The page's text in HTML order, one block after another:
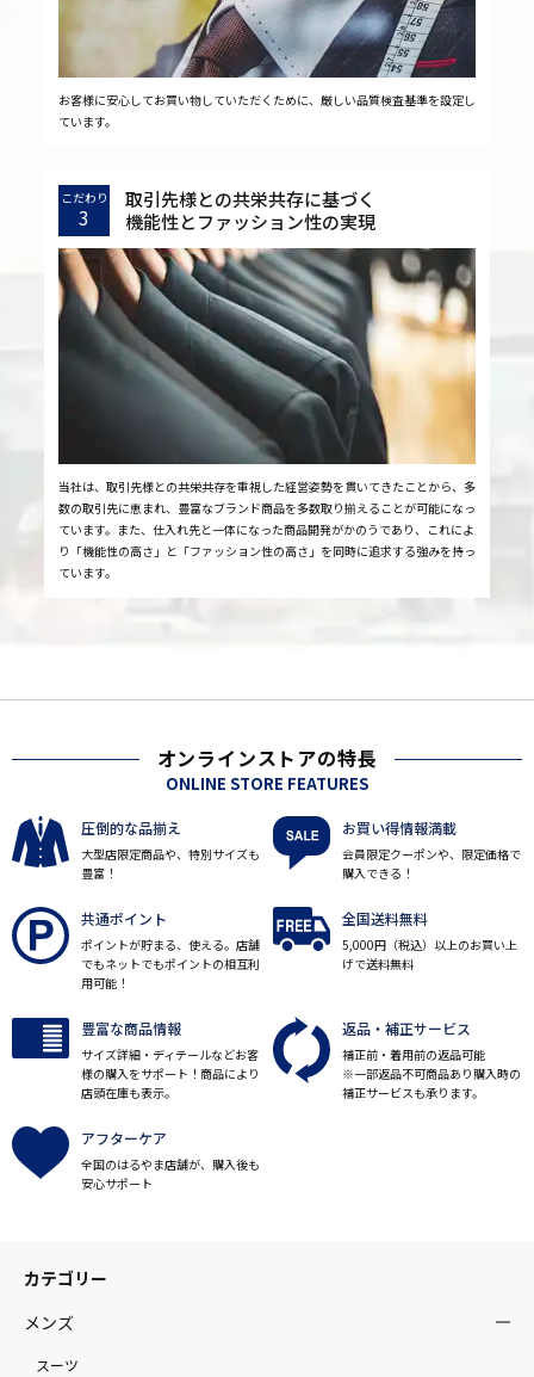
お客様に安心してお買い物していただくために、厳しい品質検査基準を設定し
ています。
こだわり
3
取引先様との共栄共存に基づく
機能性とファッション性の実現
当社は、取引先様との共栄共存を重視した経営姿勢を貫いてきたことから、多
数の取引先に恵まれ、豊富なブランド商品を多数取り揃えることが可能になっ
ています。また、仕入れ先と一体になった商品開発がかのうであり、これによ
り「機能性の高さ」と「ファッション性の高さ」を同時に追求する強みを持っ
ています。
オンラインストアの特長
ONLINE STORE FEATURES
圧倒的な品揃え
大型店限定商品や、特別サイズも
豊富！
お買い得情報満載
会員限定クーポンや、限定価格で
購入できる！
共通ポイント
ポイントが貯まる、使える。店舗
でもネットでもポイントの相互利
用可能！
全国送料無料
5,000円（税込）以上のお買い上
げで送料無料
豊富な商品情報
サイズ詳細・ディテールなどお客
様の購入をサポート！商品により
店頭在庫も表示。
返品・補正サービス
補正前・着用前の返品可能
※一部返品不可商品あり購入時の
補正サービスも承ります。
アフターケア
全国のはるやま店舗が、購入後も
安心サポート
カテゴリー
メンズ
スーツ